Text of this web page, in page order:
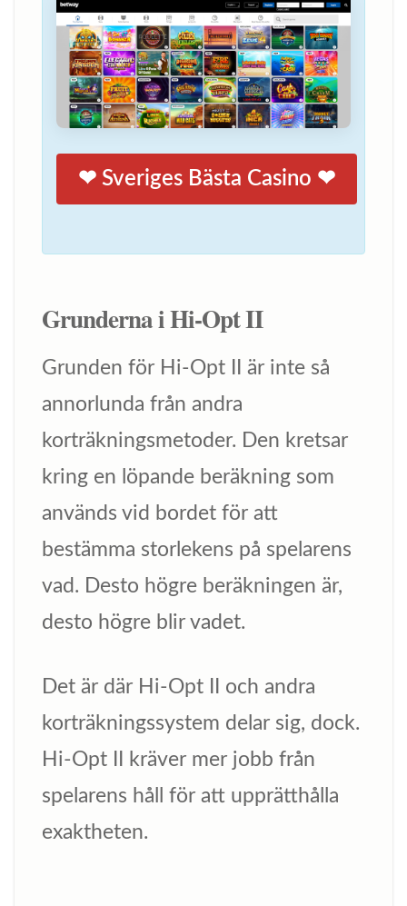
❤ Sveriges Bästa Casino ❤
Grunderna i Hi-Opt II
Grunden för Hi-Opt II är inte så
annorlunda från andra
korträkningsmetoder. Den kretsar
kring en löpande beräkning som
används vid bordet för att
bestämma storlekens på spelarens
vad. Desto högre beräkningen är,
desto högre blir vadet.
Det är där Hi-Opt II och andra
korträkningssystem delar sig, dock.
Hi-Opt II kräver mer jobb från
spelarens håll för att upprätthålla
exaktheten.